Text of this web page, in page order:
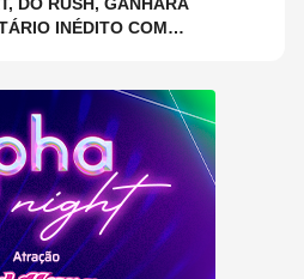
DO RUSH, GANHARÁ
INÉDITO COM